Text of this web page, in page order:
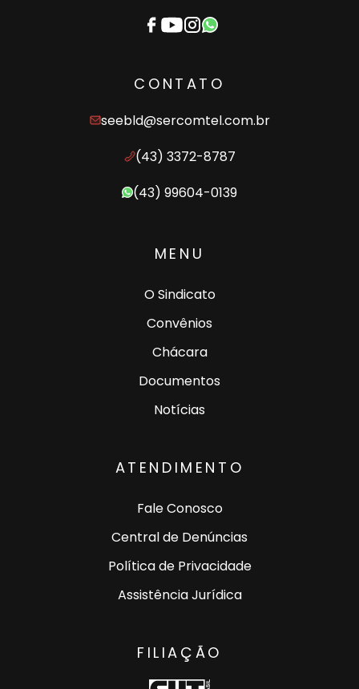
CONTATO
seebld@sercomtel.com.br
(43) 3372-8787
(43) 99604-0139
MENU
O Sindicato
Convênios
Chácara
Documentos
Notícias
ATENDIMENTO
Fale Conosco
Central de Denúncias
Política de Privacidade
Assistência Jurídica
FILIAÇÃO